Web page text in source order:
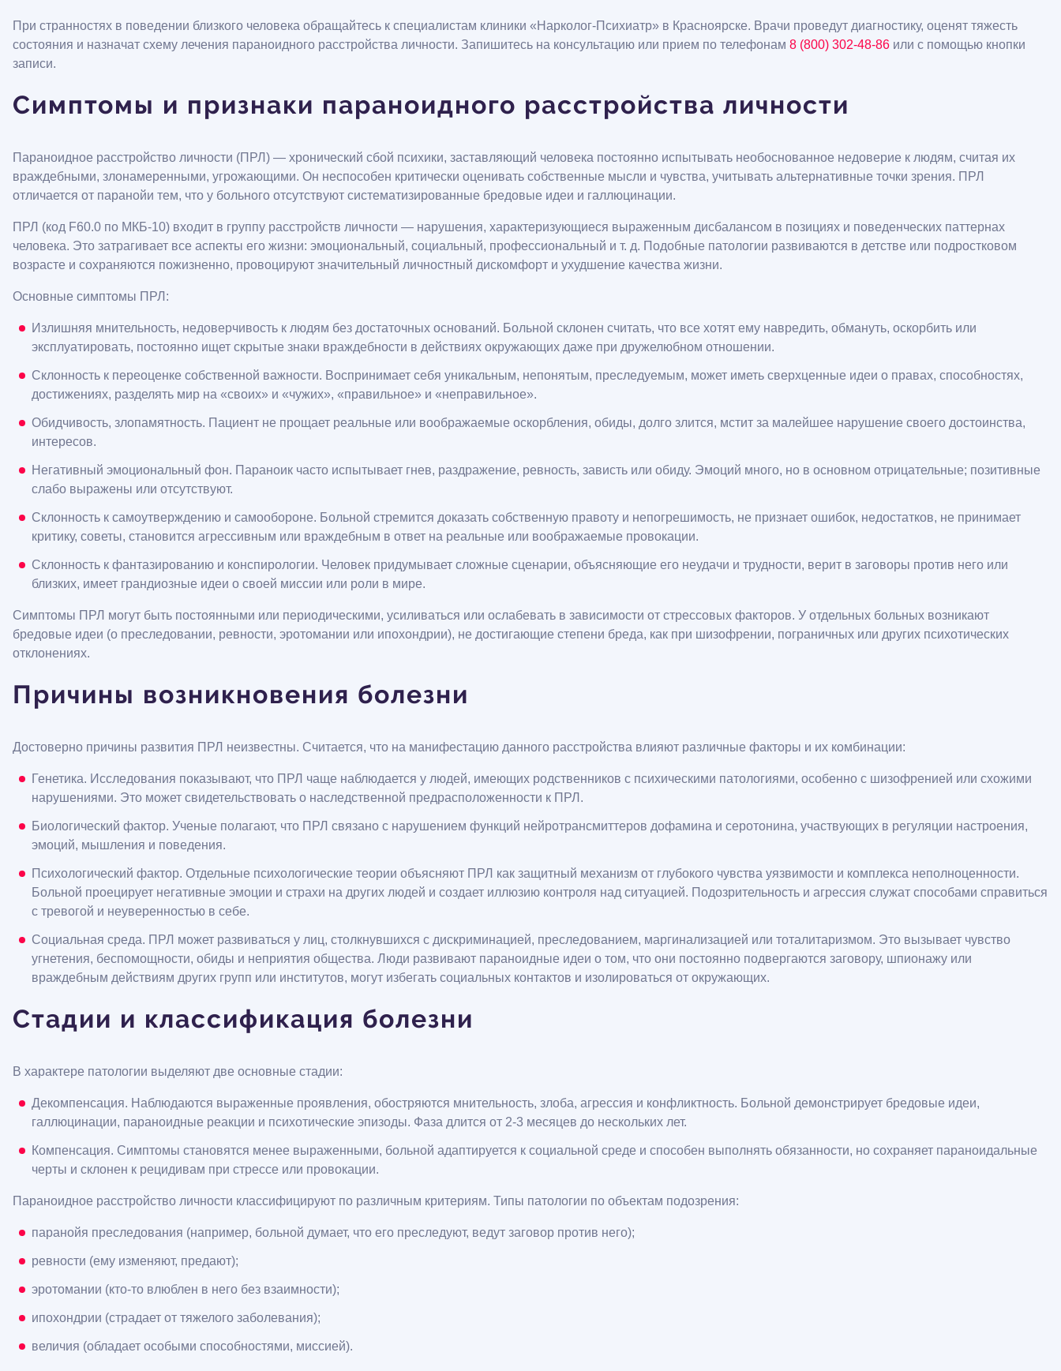
При странностях в поведении близкого человека обращайтесь к специалистам клиники «Нарколог-Психиатр» в Красноярске. Врачи проведут диагностику, оценят тяжесть
состояния и назначат схему лечения параноидного расстройства личности. Запишитесь на консультацию или прием по телефонам 8 (800) 302-48-86 или с помощью кнопки
записи.
Симптомы и признаки параноидного расстройства личности
Параноидное расстройство личности (ПРЛ) — хронический сбой психики, заставляющий человека постоянно испытывать необоснованное недоверие к людям, считая их
враждебными, злонамеренными, угрожающими. Он неспособен критически оценивать собственные мысли и чувства, учитывать альтернативные точки зрения. ПРЛ
отличается от паранойи тем, что у больного отсутствуют систематизированные бредовые идеи и галлюцинации.
ПРЛ (код F60.0 по МКБ-10) входит в группу расстройств личности — нарушения, характеризующиеся выраженным дисбалансом в позициях и поведенческих паттернах
человека. Это затрагивает все аспекты его жизни: эмоциональный, социальный, профессиональный и т. д. Подобные патологии развиваются в детстве или подростковом
возрасте и сохраняются пожизненно, провоцируют значительный личностный дискомфорт и ухудшение качества жизни.
Основные симптомы ПРЛ:
Излишняя мнительность, недоверчивость к людям без достаточных оснований. Больной склонен считать, что все хотят ему навредить, обмануть, оскорбить или
эксплуатировать, постоянно ищет скрытые знаки враждебности в действиях окружающих даже при дружелюбном отношении.
Склонность к переоценке собственной важности. Воспринимает себя уникальным, непонятым, преследуемым, может иметь сверхценные идеи о правах, способностях,
достижениях, разделять мир на «своих» и «чужих», «правильное» и «неправильное».
Обидчивость, злопамятность. Пациент не прощает реальные или воображаемые оскорбления, обиды, долго злится, мстит за малейшее нарушение своего достоинства,
интересов.
Негативный эмоциональный фон. Параноик часто испытывает гнев, раздражение, ревность, зависть или обиду. Эмоций много, но в основном отрицательные; позитивные
слабо выражены или отсутствуют.
Склонность к самоутверждению и самообороне. Больной стремится доказать собственную правоту и непогрешимость, не признает ошибок, недостатков, не принимает
критику, советы, становится агрессивным или враждебным в ответ на реальные или воображаемые провокации.
Склонность к фантазированию и конспирологии. Человек придумывает сложные сценарии, объясняющие его неудачи и трудности, верит в заговоры против него или
близких, имеет грандиозные идеи о своей миссии или роли в мире.
Симптомы ПРЛ могут быть постоянными или периодическими, усиливаться или ослабевать в зависимости от стрессовых факторов. У отдельных больных возникают
бредовые идеи (о преследовании, ревности, эротомании или ипохондрии), не достигающие степени бреда, как при шизофрении, пограничных или других психотических
отклонениях.
Причины возникновения болезни
Достоверно причины развития ПРЛ неизвестны. Считается, что на манифестацию данного расстройства влияют различные факторы и их комбинации:
Генетика. Исследования показывают, что ПРЛ чаще наблюдается у людей, имеющих родственников с психическими патологиями, особенно с шизофренией или схожими
нарушениями. Это может свидетельствовать о наследственной предрасположенности к ПРЛ.
Биологический фактор. Ученые полагают, что ПРЛ связано с нарушением функций нейротрансмиттеров дофамина и серотонина, участвующих в регуляции настроения,
эмоций, мышления и поведения.
Психологический фактор. Отдельные психологические теории объясняют ПРЛ как защитный механизм от глубокого чувства уязвимости и комплекса неполноценности.
Больной проецирует негативные эмоции и страхи на других людей и создает иллюзию контроля над ситуацией. Подозрительность и агрессия служат способами справиться
с тревогой и неуверенностью в себе.
Социальная среда. ПРЛ может развиваться у лиц, столкнувшихся с дискриминацией, преследованием, маргинализацией или тоталитаризмом. Это вызывает чувство
угнетения, беспомощности, обиды и неприятия общества. Люди развивают параноидные идеи о том, что они постоянно подвергаются заговору, шпионажу или
враждебным действиям других групп или институтов, могут избегать социальных контактов и изолироваться от окружающих.
Стадии и классификация болезни
В характере патологии выделяют две основные стадии:
Декомпенсация. Наблюдаются выраженные проявления, обостряются мнительность, злоба, агрессия и конфликтность. Больной демонстрирует бредовые идеи,
галлюцинации, параноидные реакции и психотические эпизоды. Фаза длится от 2-3 месяцев до нескольких лет.
Компенсация. Симптомы становятся менее выраженными, больной адаптируется к социальной среде и способен выполнять обязанности, но сохраняет параноидальные
черты и склонен к рецидивам при стрессе или провокации.
Параноидное расстройство личности классифицируют по различным критериям. Типы патологии по объектам подозрения:
паранойя преследования (например, больной думает, что его преследуют, ведут заговор против него);
ревности (ему изменяют, предают);
эротомании (кто-то влюблен в него без взаимности);
ипохондрии (страдает от тяжелого заболевания);
величия (обладает особыми способностями, миссией).